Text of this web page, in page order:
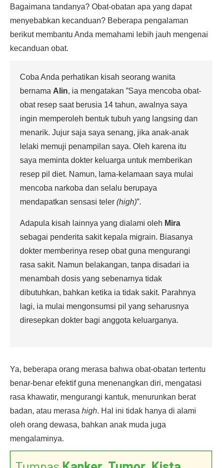
Bagaimana tandanya? Obat-obatan apa yang dapat
menyebabkan kecanduan? Beberapa pengalaman
berikut membantu Anda memahami lebih jauh mengenai
kecanduan obat.
Coba Anda perhatikan kisah seorang wanita
bernama Alin, ia mengatakan ”Saya mencoba obat-
obat resep saat berusia 14 tahun, awalnya saya
ingin memperoleh bentuk tubuh yang langsing dan
menarik. Jujur saja saya senang, jika anak-anak
lelaki memuji penampilan saya. Oleh karena itu
saya meminta dokter keluarga untuk memberikan
resep pil diet. Namun, lama-kelamaan saya mulai
mencoba narkoba dan selalu berupaya
mendapatkan sensasi teler (high)”.
Adapula kisah lainnya yang dialami oleh Mira
sebagai penderita sakit kepala migrain. Biasanya
dokter memberinya resep obat guna mengurangi
rasa sakit. Namun belakangan, tanpa disadari ia
menambah dosis yang sebenarnya tidak
dibutuhkan, bahkan ketika ia tidak sakit. Parahnya
lagi, ia mulai mengonsumsi pil yang seharusnya
diresepkan dokter bagi anggota keluarganya.
Ya, beberapa orang merasa bahwa obat-obatan tertentu
benar-benar efektif guna menenangkan diri, mengatasi
rasa khawatir, mengurangi kantuk, menurunkan berat
badan, atau merasa high. Hal ini tidak hanya di alami
oleh orang dewasa, bahkan anak muda juga
mengalaminya.